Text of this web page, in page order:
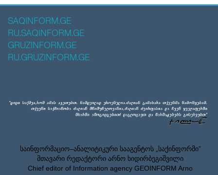
SAQINFORM.GE
RU.SAQINFORM.GE
GRUZINFORM.GE
RU.GRUZINFORM.GE
საინფორმაციო–ანალიტიკური სააგენტოს „საქინფორმი”
მთავარი რედაქტორი არნო ხიდირბეგიშვილი
Chief editor of Information agency GEOINFORM Arno